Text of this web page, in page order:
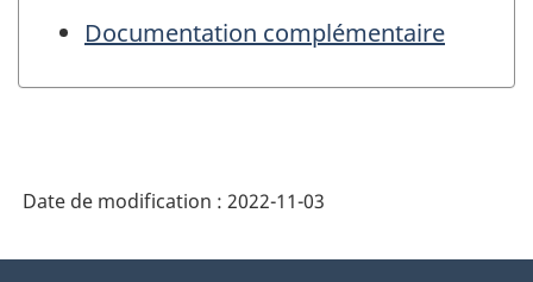
Documentation complémentaire
Date de modification : 2022-11-03